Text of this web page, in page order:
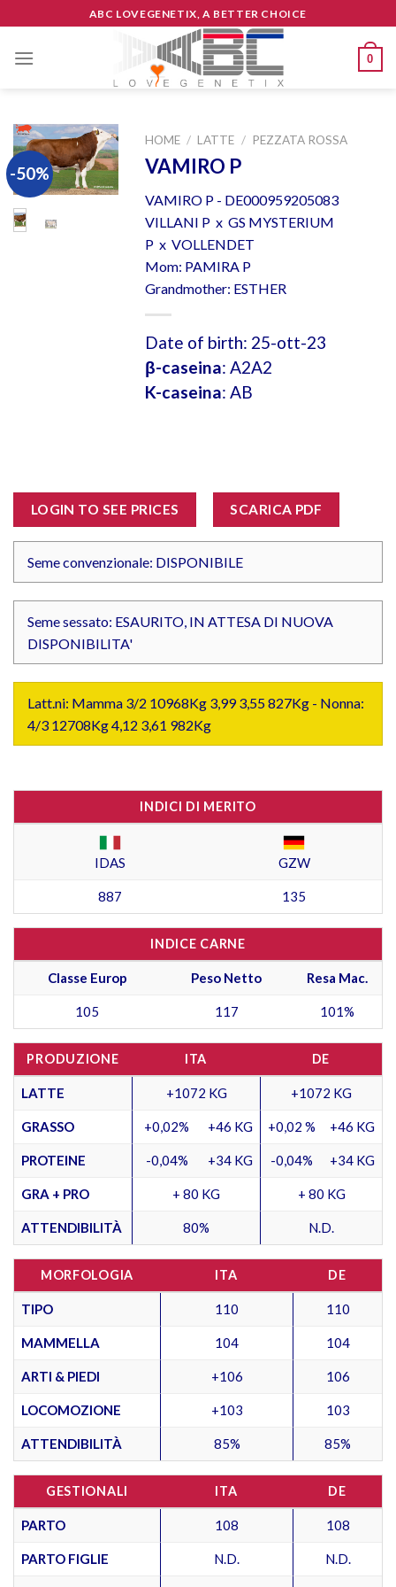
to
content
ABC LOVEGENETIX, A BETTER CHOICE
0
-50%
HOME / LATTE / PEZZATA ROSSA
VAMIRO P
VAMIRO P - DE000959205083
VILLANI P x GS MYSTERIUM
P x VOLLENDET
Mom: PAMIRA P
Grandmother: ESTHER
Date of birth: 25-ott-23
β-caseina: A2A2
K-caseina: AB
LOGIN TO SEE PRICES SCARICA PDF
Seme convenzionale: DISPONIBILE
Seme sessato: ESAURITO, IN ATTESA DI NUOVA
DISPONIBILITA'
Latt.ni: Mamma 3/2 10968Kg 3,99 3,55 827Kg - Nonna:
4/3 12708Kg 4,12 3,61 982Kg
INDICI DI MERITO
IDAS GZW
887 135
INDICE CARNE
Classe Europ Peso Netto Resa Mac.
105 117 101%
PRODUZIONE ITA DE
LATTE +1072 KG +1072 KG
GRASSO +0,02% +46 KG +0,02 % +46 KG
PROTEINE -0,04% +34 KG -0,04% +34 KG
GRA + PRO + 80 KG + 80 KG
ATTENDIBILITÀ 80% N.D.
MORFOLOGIA ITA DE
TIPO 110 110
MAMMELLA 104 104
ARTI & PIEDI +106 106
LOCOMOZIONE +103 103
ATTENDIBILITÀ 85% 85%
GESTIONALI ITA DE
PARTO 108 108
PARTO FIGLIE N.D. N.D.